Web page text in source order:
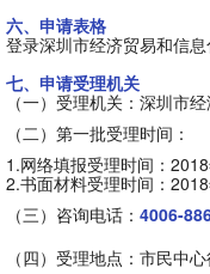
六、申请表格
登录深圳市经济贸易和信
七、申请受理机关
（一）受理机关：深圳市
（二）第一批受理时间：
1.网络填报受理时间：
2.书面材料受理时间：
（三）咨询电话： 4006-
（四）受理地点：市民中